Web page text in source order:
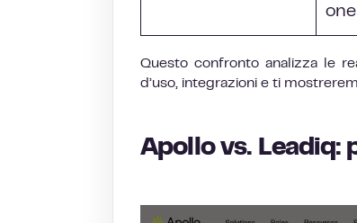
one
Questo confronto analizza le
d’uso, integrazioni e ti
Apollo vs. Leadiq: